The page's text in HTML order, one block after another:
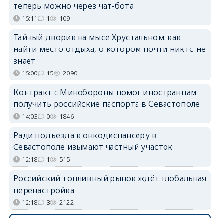
теперь можно через чат-бота
15:11 1 109
Тайный дворик на мысе Хрустальном: как
найти место отдыха, о котором почти никто не
знает
15:00 15 2090
Контракт с Минобороны помог иностранцам
получить российские паспорта в Севастополе
14:03 0 1846
Ради подъезда к онкодиспансеру в
Севастополе изымают частный участок
12:18 1 515
Российский топливный рынок ждёт глобальная
перенастройка
12:18 3 2122